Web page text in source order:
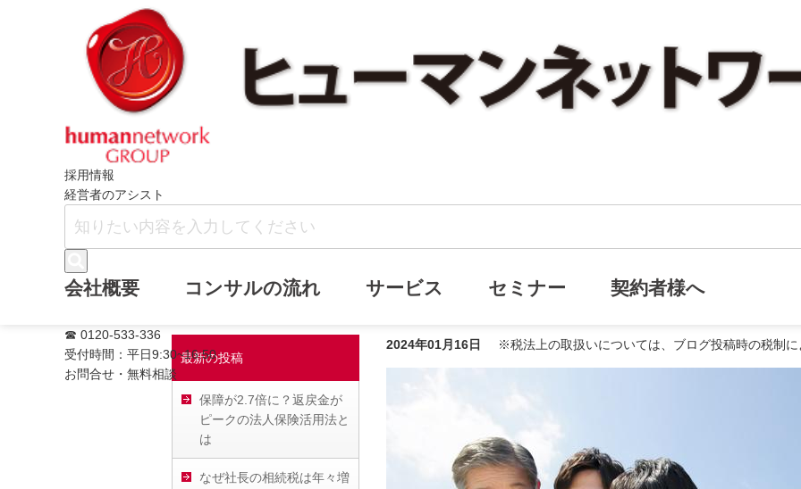
採用情報
経営者のアシスト
会社概要 コンサルの流れ サービス セミナー 契約者様へ
☎ 0120-533-336
受付時間：平日9:30~16:50
お問合せ・無料相談
最新の投稿
保障が2.7倍に？返戻金が
ピークの法人保険活用法と
は
なぜ社長の相続税は年々増
2024年01月16日 ※税法上の取扱いについては、ブログ投稿時の税制